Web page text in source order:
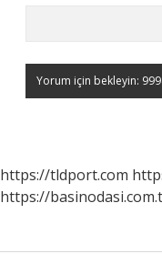
https://tldport.com
https://